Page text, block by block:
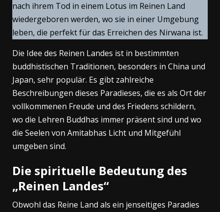
nach ihrem Tod in einem Lotus im Reinen Land
wiedergeboren werden, wo sie in einer Umgebung
leben, die perfekt für das Erreichen des Nirwana ist.
Die Idee des Reinen Landes ist in bestimmten
buddhistischen Traditionen, besonders in China und
Japan, sehr populär. Es gibt zahlreiche
Beschreibungen dieses Paradieses, die es als Ort der
vollkommenen Freude und des Friedens schildern,
wo die Lehren Buddhas immer präsent sind und wo
die Seelen von Amitabhas Licht und Mitgefühl
umgeben sind.
Die spirituelle Bedeutung des
„Reinen Landes“
Obwohl das Reine Land als ein jenseitiges Paradies